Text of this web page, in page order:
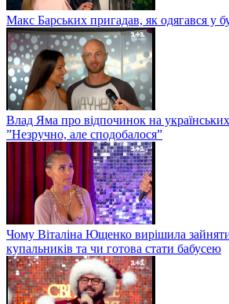
Макс Барських пригадав, як одягався у
Влад Яма про відпочинок на
”Незручно, але сподобалося”
Чому Віталіна Ющенко вирішила
купальників та чи готова стати бабусею